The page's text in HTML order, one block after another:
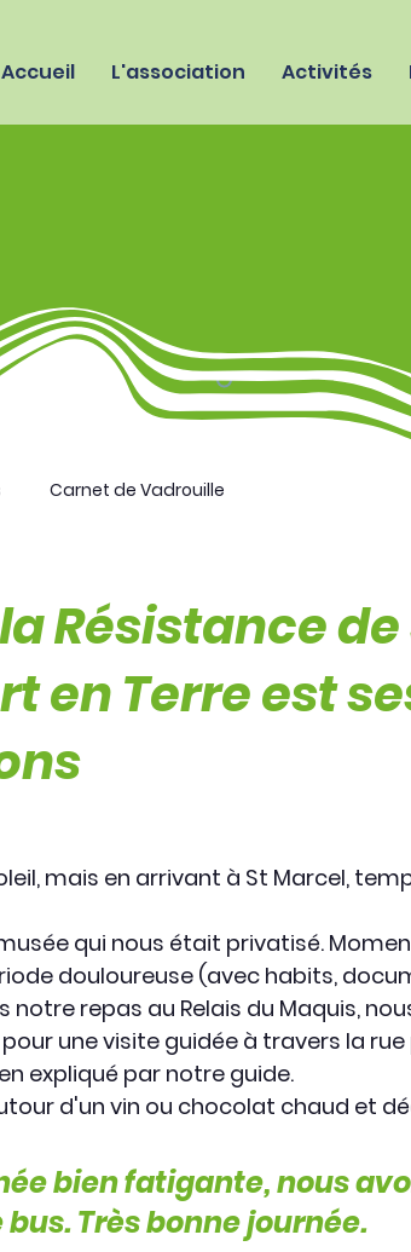
Accueil L'association Activités
Carnet de Vadrouille
Résistance
en Terre est
mais en arrivant à St Marcel,
qui nous était privatisé.
douloureuse (avec habits,
notre repas au Relais du Maquis,
une visite guidée à travers la rue
expliqué par notre guide.
d'un vin ou chocolat chaud et
bien fatigante, nous
Très bonne journée.